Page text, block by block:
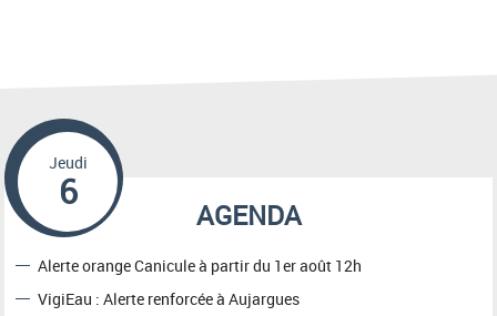
AGENDA
Jeudi
6
Alerte orange Canicule à partir du 1er août 12h
VigiEau : Alerte renforcée à Aujargues